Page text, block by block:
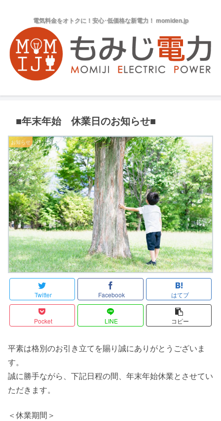
電気料金をオトクに！安心･低価格な新電力！ momiden.jp
■年末年始 休業日のお知らせ■
お知らせ
Twitter Facebook はてブ
Pocket LINE コピー
平素は格別のお引き立てを賜り誠にありがとうございま
す。
誠に勝手ながら、下記日程の間、年末年始休業とさせてい
ただきます。
＜休業期間＞